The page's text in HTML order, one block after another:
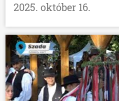
2025. október 16.